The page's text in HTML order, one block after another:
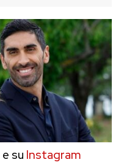
e su Instagram